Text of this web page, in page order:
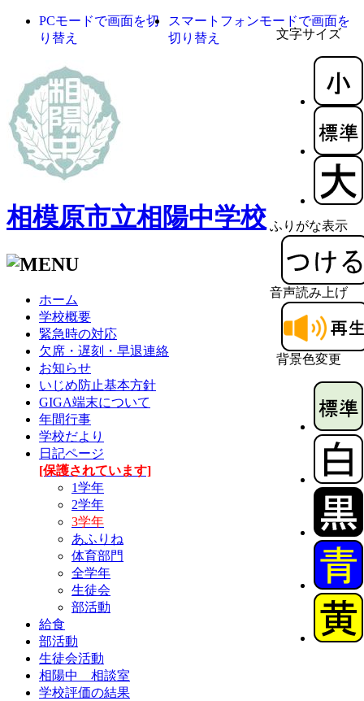
文字サイズ
ふりがな表示
音声読み上げ
背景色変更
PCモードで画面を切
り替え
スマートフォンモードで画面を
切り替え
相模原市立相陽中学校
ホーム
学校概要
緊急時の対応
欠席・遅刻・早退連絡
お知らせ
いじめ防止基本方針
GIGA端末について
年間行事
学校だより
日記ページ
[保護されています]
1学年
2学年
3学年
あふりね
体育部門
全学年
生徒会
部活動
給食
部活動
生徒会活動
相陽中 相談室
学校評価の結果